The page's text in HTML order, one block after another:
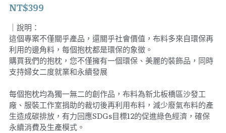
登入
NT$399
｜說明：
這個專案不僅關乎產品，還關乎社會價值，布料多來自環保再
利用的邊角料，每個抱枕都是環保的象徵。
購買我們的抱枕，您不僅擁有一個環保、美麗的裝飾品，同時
支持婦女二度就業和永續發展
每個抱枕均為獨一無二的創作品，布料為新北板橋區沙發工
廠、服裝工作室捐助的裁切後再利用布料，減少廢氣布料的產
生造成碳排放，有力回應SDGs目標12的促進綠色經濟，確保
永續消費及生產模式。